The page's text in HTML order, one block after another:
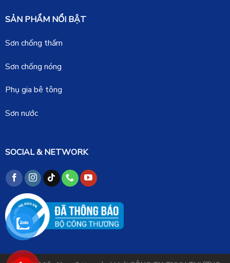
SẢN PHẨM NỔI BẬT
Sơn chống thấm
Sơn chống nóng
Phụ gia bê tông
Sơn nước
SOCIAL & NETWORK